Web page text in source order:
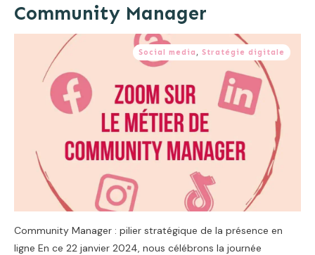
Community Manager
Social media , Stratégie digitale
Community Manager : pilier stratégique de la présence en
ligne En ce 22 janvier 2024, nous célébrons la journée